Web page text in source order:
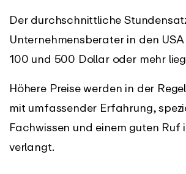
Der durchschnittliche
Unternehmensberater in den
100 und 500 Dollar oder mehr
Höhere Preise werden in der
mit umfassender Erfahrung,
Fachwissen und einem guten
verlangt.